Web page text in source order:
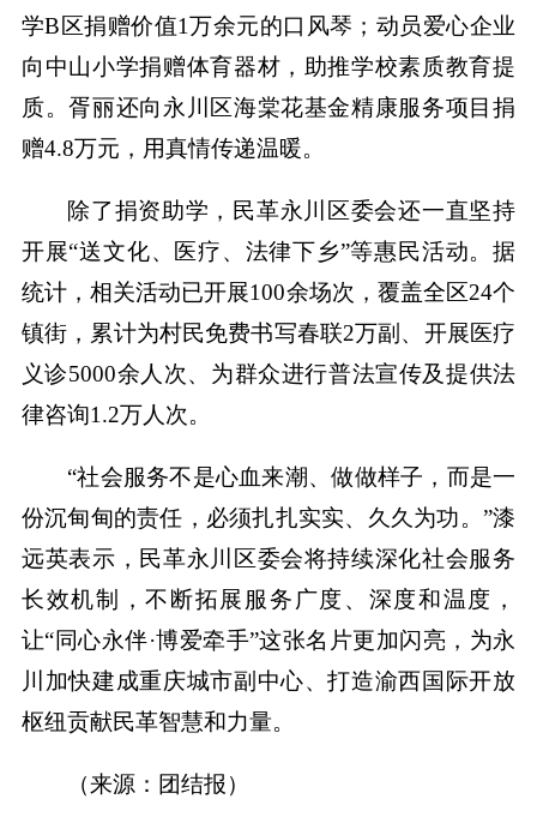
学B区捐赠价值1万余元的口风琴；动员爱心企业
向中山小学捐赠体育器材，助推学校素质教育提
质。胥丽还向永川区海棠花基金精康服务项目捐
赠4.8万元，用真情传递温暖。
除了捐资助学，民革永川区委会还一直坚持
开展“送文化、医疗、法律下乡”等惠民活动。据
统计，相关活动已开展100余场次，覆盖全区24个
镇街，累计为村民免费书写春联2万副、开展医疗
义诊5000余人次、为群众进行普法宣传及提供法
律咨询1.2万人次。
“社会服务不是心血来潮、做做样子，而是一
份沉甸甸的责任，必须扎扎实实、久久为功。”漆
远英表示，民革永川区委会将持续深化社会服务
长效机制，不断拓展服务广度、深度和温度，
让“同心永伴·博爱牵手”这张名片更加闪亮，为永
川加快建成重庆城市副中心、打造渝西国际开放
枢纽贡献民革智慧和力量。
（来源：团结报）